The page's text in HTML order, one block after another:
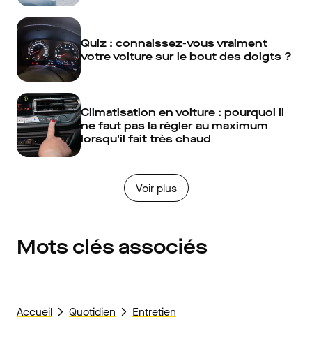
Quiz : connaissez-vous vraiment
votre voiture sur le bout des doigts ?
Climatisation en voiture : pourquoi il
ne faut pas la régler au maximum
lorsqu'il fait très chaud
Voir plus
Mots clés associés
Accueil Quotidien Entretien